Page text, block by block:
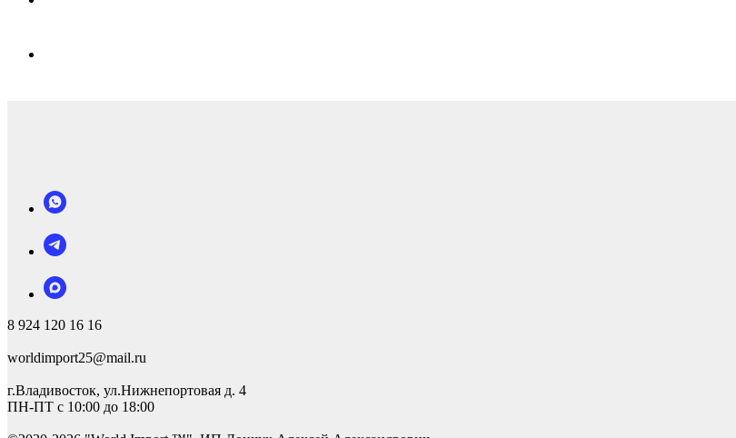
8 924 120 16 16
worldimport25@mail.ru
г.Владивосток, ул.Нижнепортовая д. 4
ПН-ПТ с 10:00 до 18:00